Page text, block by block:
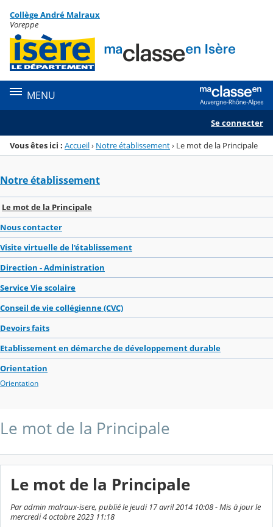
Menu de la rubrique
Contenu
Collège André Malraux
Voreppe
MENU
Se connecter
Vous êtes ici : Accueil› Notre établissement› Le mot de la Principale
Notre établissement
Le mot de la Principale
Nous contacter
Visite virtuelle de l'établissement
Direction - Administration
Service Vie scolaire
Conseil de vie collégienne (CVC)
Devoirs faits
Etablissement en démarche de développement durable
Orientation
Orientation
Le mot de la Principale
Le mot de la Principale
Par admin malraux-isere, publié le jeudi 17 avril 2014 10:08 - Mis à jour le
mercredi 4 octobre 2023 11:18